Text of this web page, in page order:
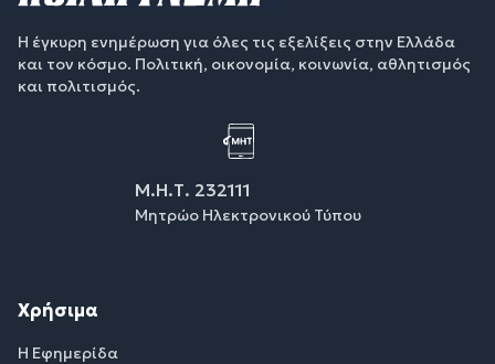
Η έγκυρη ενημέρωση για όλες τις εξελίξεις στην Ελλάδα
και τον κόσμο. Πολιτική, οικονομία, κοινωνία, αθλητισμός
και πολιτισμός.
Μ.Η.Τ. 232111
Μητρώο Ηλεκτρονικού Τύπου
Χρήσιμα
Η Εφημερίδα